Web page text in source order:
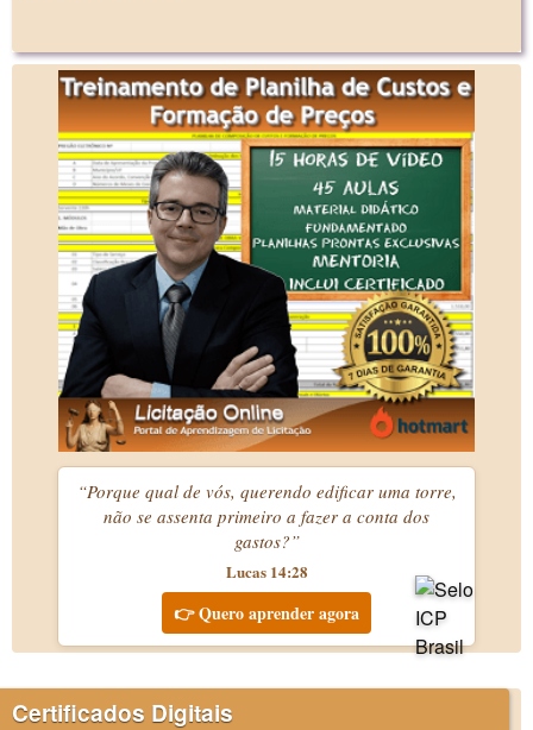
“Porque qual de vós, querendo edificar uma torre,
não se assenta primeiro a fazer a conta dos
gastos?”
Lucas 14:28
👉 Quero aprender agora
Certificados Digitais